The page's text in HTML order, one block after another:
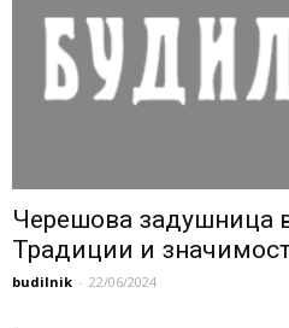
Черешова задушница
Традиции и
budilnik - 22/06/2024